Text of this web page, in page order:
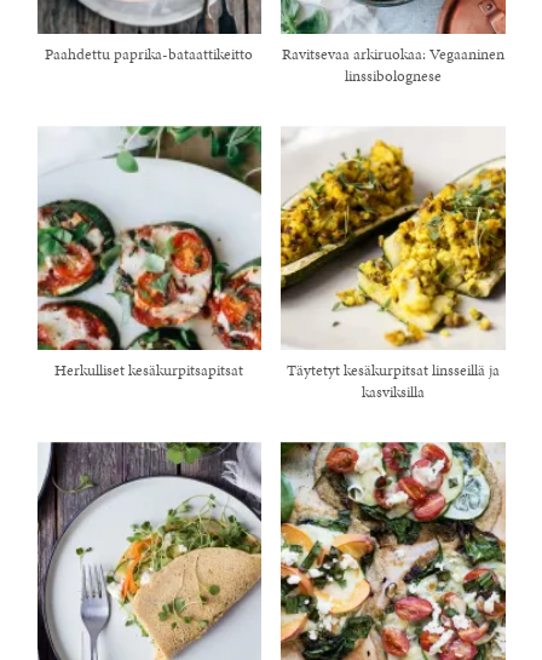
Paahdettu paprika-bataattikeitto
Ravitsevaa arkiruokaa: Vegaaninen
linssibolognese
Herkulliset kesäkurpitsapitsat
Täytetyt kesäkurpitsat linsseillä ja
kasviksilla